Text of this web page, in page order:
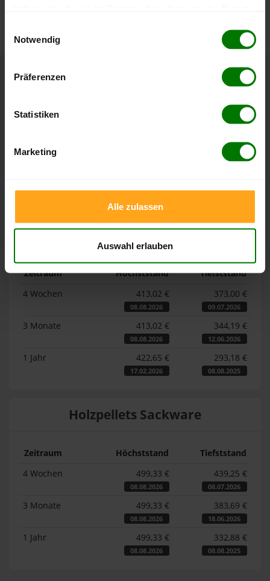
Notwendig
Präferenzen
Statistiken
Marketing
Alle zulassen
Auswahl erlauben
Höchst- und Tiefststände der
Höchst- und Tiefststände der
Pelletspreise für lose Holzpellets und Holzpellets
wurde.
Lose Holzpellets
Zeitraum Höchststand
Tiefststand
4 Wochen
413,02 €
08.08.2026
373,00 €
09.07.2026
3 Monate 413,02 €
08.08.2026
344,19 €
12.06.2026
1 Jahr 422,65 €
17.02.2026
293,18 €
08.08.2025
Holzpellets Sackware
Zeitraum Höchststand
Tiefststand
4 Wochen
499,33 €
08.08.2026
439,25 €
08.07.2026
3 Monate 499,33 €
08.08.2026
383,69 €
18.06.2026
1 Jahr 499,33 €
08.08.2026
332,88 €
08.08.2025